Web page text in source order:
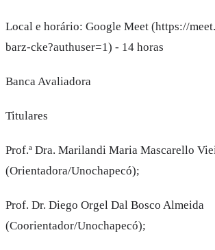
Local e horário: Google Meet (https://
barz-cke?authuser=1) - 14 horas
Banca Avaliadora
Titulares
Prof.ª Dra. Marilandi Maria Mascarello
(Orientadora/Unochapecó);
Prof. Dr. Diego Orgel Dal Bosco Almeida
(Coorientador/Unochapecó);